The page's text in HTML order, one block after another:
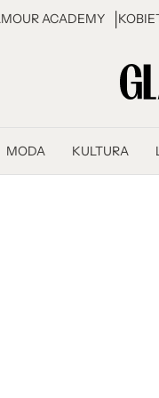
ACADEMY
MODA KULTURA